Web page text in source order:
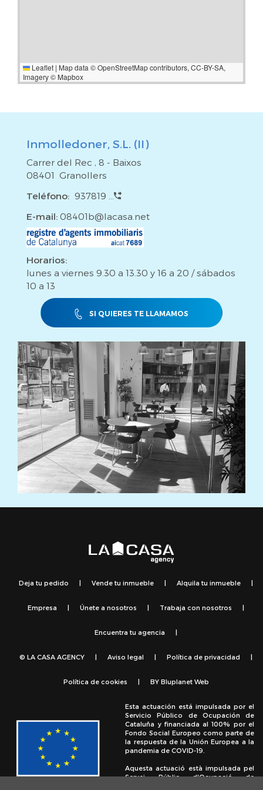
Leaflet | Map data ©OpenStreetMapcontributors, CC-BY-SA,
Imagery © Mapbox
Inmolledoner, S.L. (II)
Carrer del Rec , 8 - Baixos
08401 Granollers
Teléfono: 937819 ...
E-mail: 08401b@lacasa.net
Horarios:
lunes a viernes 9.30 a 13.30 y 16 a 20 / sábados
10 a 13
SI QUIERES TE LLAMAMOS
Deja tu pedido | Vende tu inmueble | Alquila tu inmueble |
Empresa | Únete a nosotros | Trabaja con nosotros |
Encuentra tu agencia |
© LA CASA AGENCY | Aviso legal | Política de privacidad |
Política de cookies | BY Bluplanet Web
Esta actuación está impulsada por el
Servicio Público de Ocupación de
Cataluña y financiada al 100% por el
Fondo Social Europeo como parte de
la respuesta de la Unión Europea a la
pandemia de COVID-19.
Aquesta actuació està impulsada pel
Servei Públic d'Ocupació de